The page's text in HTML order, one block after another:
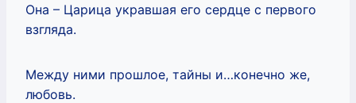
Она – Царица укравшая его сердце с первого
взгляда.
Между ними прошлое, тайны и…конечно же,
любовь.